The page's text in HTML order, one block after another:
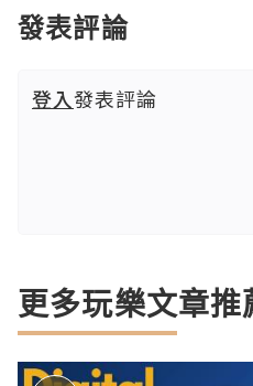
發表評論
登入發表評論
更多玩樂文章推